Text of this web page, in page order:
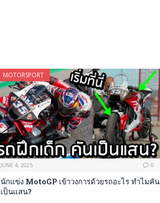
MOTORSPORT
JUNE 4, 2025 0
นักแข่ง MotoGP เข้าวงการด้วยรถอะไร ทำไมคัน
เป็นแสน?